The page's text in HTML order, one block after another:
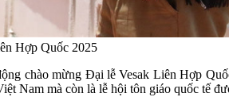
Hợp Quốc 2025
chào mừng Đại lễ Vesak Liên Hợp
Nam mà còn là lễ hội tôn giáo quốc tế